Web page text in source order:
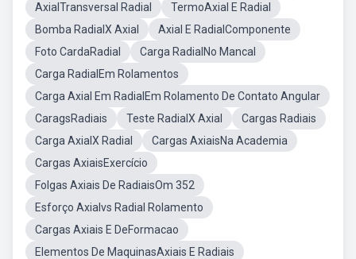
AxialTransversal Radial
TermoAxial E Radial
Bomba RadialX Axial
Axial E RadialComponente
Foto CardaRadial
Carga RadialNo Mancal
Carga RadialEm Rolamentos
Carga Axial Em RadialEm Rolamento De Contato Angular
CaragsRadiais
Teste RadialX Axial
Cargas Radiais
Carga AxialX Radial
Cargas AxiaisNa Academia
Cargas AxiaisExercício
Folgas Axiais De RadiaisOm 352
Esforço Axialvs Radial Rolamento
Cargas Axiais E DeFormacao
Elementos De MaquinasAxiais E Radiais